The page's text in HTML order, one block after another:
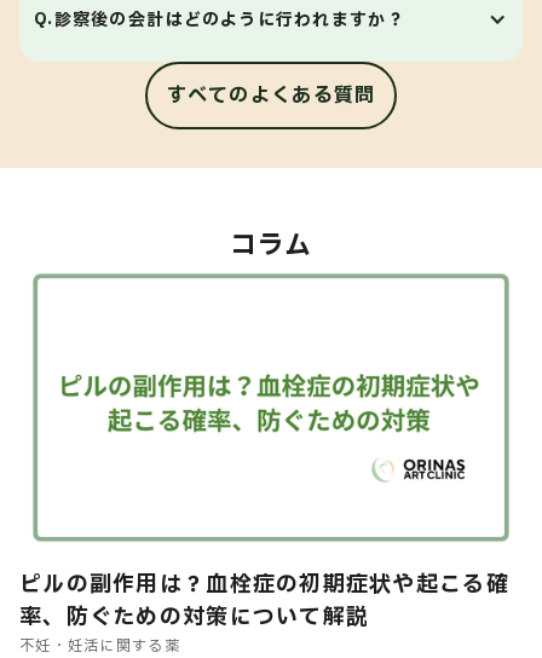
よい日時をご予約ください。
A. はい。当院は予約制となっております。事前にアプリ
は空き状況によってご案内できる場合がありますの
で、お問い合わせフォームまたはお電話にてご連絡く
Q.診察後の会計はどのように行われますか？
当院では「あと払い」に対応しています。診療終了後
は受付での会計手続きは不要のため、そのままスムー
すべてのよくある質問
コラム
ピルの副作用は？血栓症の初期症状や起こる確
率、防ぐための対策について解説
不妊・妊活に関する薬